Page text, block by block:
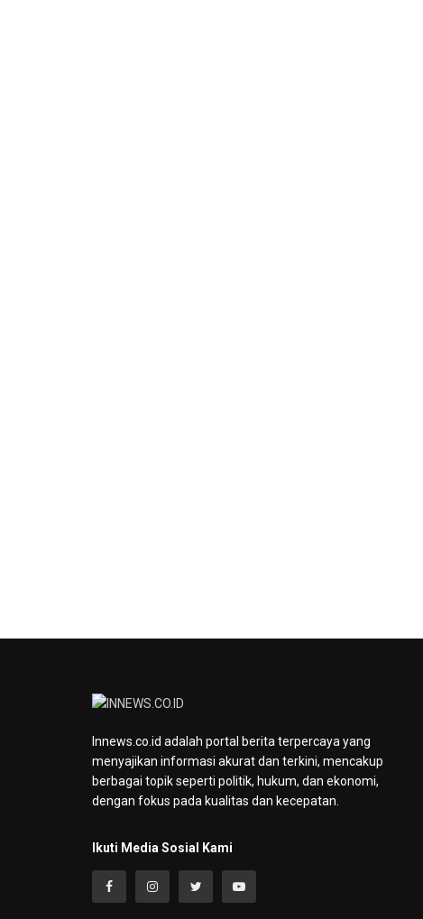
Innews.co.id adalah portal berita terpercaya yang
menyajikan informasi akurat dan terkini, mencakup
berbagai topik seperti politik, hukum, dan ekonomi,
dengan fokus pada kualitas dan kecepatan.
Ikuti Media Sosial Kami